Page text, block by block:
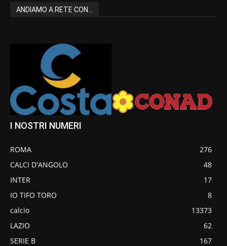
ANDIAMO A RETE CON...
I NOSTRI NUMERI
ROMA
276
CALCI D'ANGOLO
48
INTER
17
IO TIFO TORO
8
calcio
13373
LAZIO
62
SERIE B
167